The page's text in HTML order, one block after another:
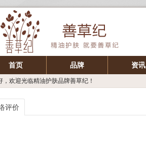
首页 品牌 资讯
，欢迎光临精油护肤品牌善草纪！
评价